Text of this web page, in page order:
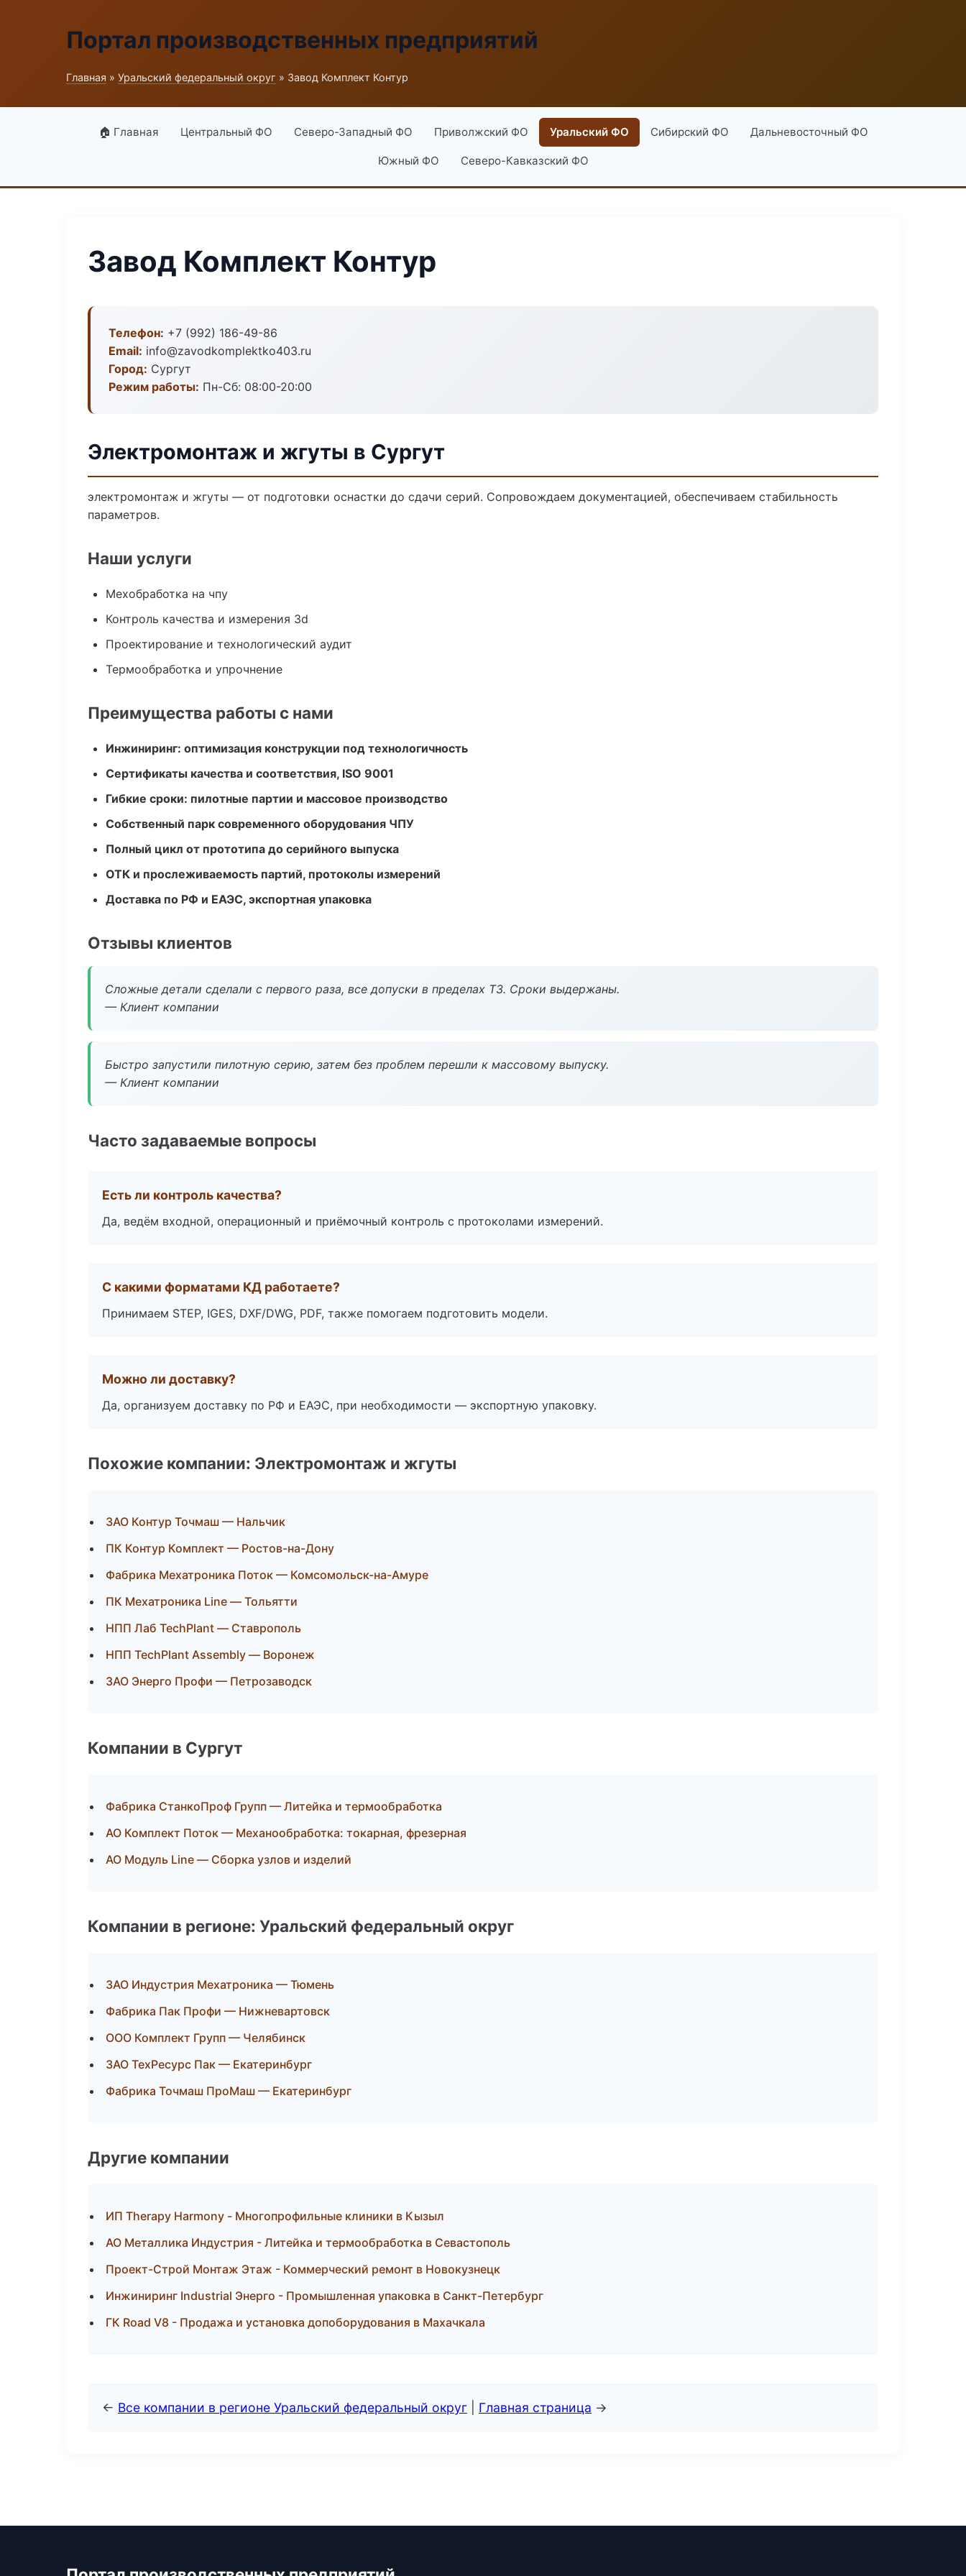
Портал производственных предприятий
Главная » Уральский федеральный округ » Завод Комплект Контур
🏠 Главная Центральный ФО Северо-Западный ФО Приволжский ФО Уральский ФО Сибирский ФО Дальневосточный ФО
Южный ФО Северо-Кавказский ФО
Завод Комплект Контур
Телефон: +7 (992) 186-49-86
Email: info@zavodkomplektko403.ru
Город: Сургут
Режим работы: Пн-Сб: 08:00-20:00
Электромонтаж и жгуты в Сургут
электромонтаж и жгуты — от подготовки оснастки до сдачи серий. Сопровождаем документацией, обеспечиваем стабильность
параметров.
Наши услуги
Мехобработка на чпу
Контроль качества и измерения 3d
Проектирование и технологический аудит
Термообработка и упрочнение
Преимущества работы с нами
Инжиниринг: оптимизация конструкции под технологичность
Сертификаты качества и соответствия, ISO 9001
Гибкие сроки: пилотные партии и массовое производство
Собственный парк современного оборудования ЧПУ
Полный цикл от прототипа до серийного выпуска
ОТК и прослеживаемость партий, протоколы измерений
Доставка по РФ и ЕАЭС, экспортная упаковка
Отзывы клиентов
Сложные детали сделали с первого раза, все допуски в пределах ТЗ. Сроки выдержаны.
— Клиент компании
Быстро запустили пилотную серию, затем без проблем перешли к массовому выпуску.
— Клиент компании
Часто задаваемые вопросы
Есть ли контроль качества?
Да, ведём входной, операционный и приёмочный контроль с протоколами измерений.
С какими форматами КД работаете?
Принимаем STEP, IGES, DXF/DWG, PDF, также помогаем подготовить модели.
Можно ли доставку?
Да, организуем доставку по РФ и ЕАЭС, при необходимости — экспортную упаковку.
Похожие компании: Электромонтаж и жгуты
ЗАО Контур Точмаш — Нальчик
ПК Контур Комплект — Ростов-на-Дону
Фабрика Мехатроника Поток — Комсомольск-на-Амуре
ПК Мехатроника Line — Тольятти
НПП Лаб TechPlant — Ставрополь
НПП TechPlant Assembly — Воронеж
ЗАО Энерго Профи — Петрозаводск
Компании в Сургут
Фабрика СтанкоПроф Групп — Литейка и термообработка
АО Комплект Поток — Механообработка: токарная, фрезерная
АО Модуль Line — Сборка узлов и изделий
Компании в регионе: Уральский федеральный округ
ЗАО Индустрия Мехатроника — Тюмень
Фабрика Пак Профи — Нижневартовск
ООО Комплект Групп — Челябинск
ЗАО ТехРесурс Пак — Екатеринбург
Фабрика Точмаш ПроМаш — Екатеринбург
Другие компании
ИП Therapy Harmony - Многопрофильные клиники в Кызыл
АО Металлика Индустрия - Литейка и термообработка в Севастополь
Проект-Строй Монтаж Этаж - Коммерческий ремонт в Новокузнецк
Инжиниринг Industrial Энерго - Промышленная упаковка в Санкт-Петербург
ГК Road V8 - Продажа и установка допоборудования в Махачкала
← Все компании в регионе Уральский федеральный округ Главная страница →